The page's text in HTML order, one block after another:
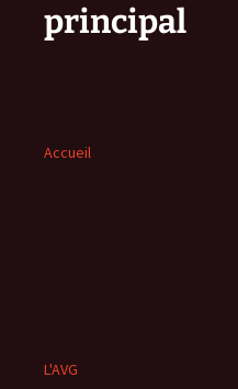
principal
Accueil
L'AVG